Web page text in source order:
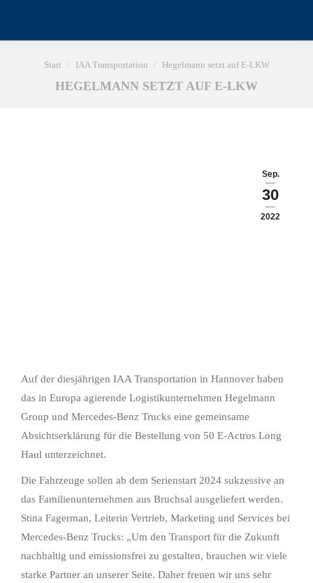
Sie befinden sich hier:
Start IAA Transportation Hegelmann setzt auf E-LKW
HEGELMANN SETZT AUF E-LKW
Sep.
30
2022
Auf der diesjährigen IAA Transportation in Hannover haben
das in Europa agierende Logistikunternehmen Hegelmann
Group und Mercedes-Benz Trucks eine gemeinsame
Absichtserklärung für die Bestellung von 50 E-Actros Long
Haul unterzeichnet.
Die Fahrzeuge sollen ab dem Serienstart 2024 sukzessive an
das Familienunternehmen aus Bruchsal ausgeliefert werden.
Stina Fagerman, Leiterin Vertrieb, Marketing und Services bei
Mercedes-Benz Trucks: „Um den Transport für die Zukunft
nachhaltig und emissionsfrei zu gestalten, brauchen wir viele
starke Partner an unserer Seite. Daher freuen wir uns sehr